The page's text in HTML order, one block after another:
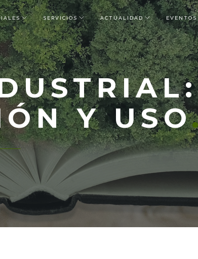
SERVICIOS ACTUALIDAD EVENTOS
Y USO